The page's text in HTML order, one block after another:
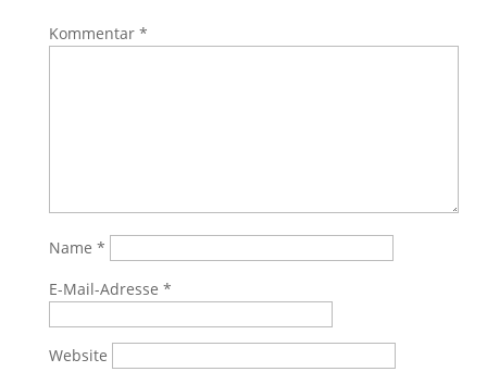
Kommentar *
Name *
E-Mail-Adresse *
Website